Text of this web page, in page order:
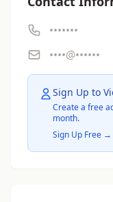
•••••••
••••@••••••
Sign Up to
Create a free
month.
Sign Up Free →